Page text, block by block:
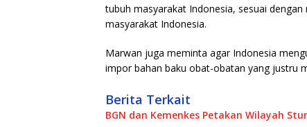
tubuh masyarakat Indonesia, sesuai
masyarakat Indonesia.
Marwan juga meminta agar Indonesia
impor bahan baku obat-obatan yang justru
Berita Terkait
BGN dan Kemenkes Petakan Wilayah